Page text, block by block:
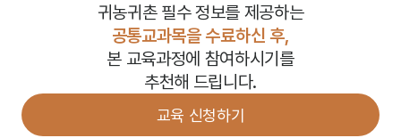
귀농귀촌 필수 정보를 제공하는
공통교과목을 수료하신 후,
본 교육과정에 참여하시기를
추천해 드립니다.
교육 신청하기